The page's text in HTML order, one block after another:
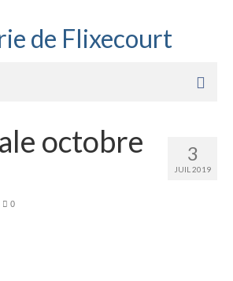
3
JUIL 2019
octobre
0